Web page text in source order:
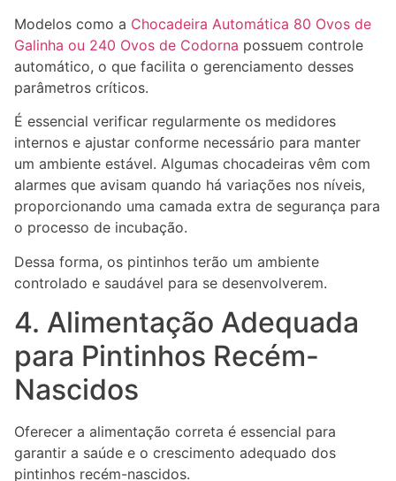
Modelos como a Chocadeira Automática 80 Ovos de
Galinha ou 240 Ovos de Codorna possuem controle
automático, o que facilita o gerenciamento desses
parâmetros críticos.
É essencial verificar regularmente os medidores
internos e ajustar conforme necessário para manter
um ambiente estável. Algumas chocadeiras vêm com
alarmes que avisam quando há variações nos níveis,
proporcionando uma camada extra de segurança para
o processo de incubação.
Dessa forma, os pintinhos terão um ambiente
controlado e saudável para se desenvolverem.
4. Alimentação Adequada
para Pintinhos Recém-
Nascidos
Oferecer a alimentação correta é essencial para
garantir a saúde e o crescimento adequado dos
pintinhos recém-nascidos.